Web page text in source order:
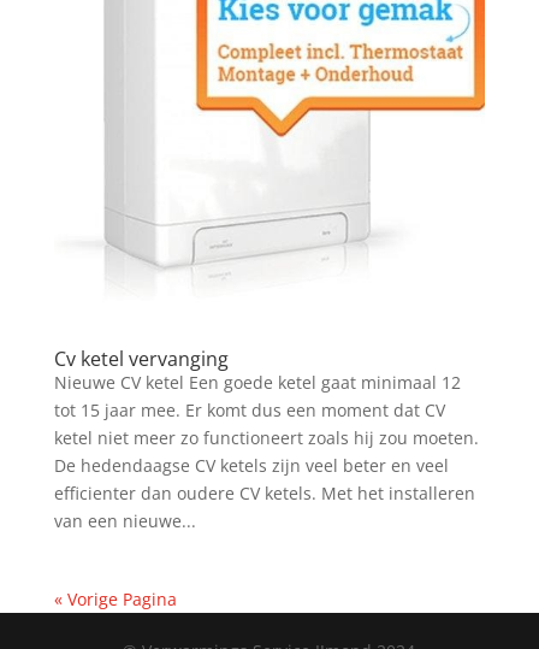
Cv ketel vervanging
Nieuwe CV ketel Een goede ketel gaat minimaal 12
tot 15 jaar mee. Er komt dus een moment dat CV
ketel niet meer zo functioneert zoals hij zou moeten.
De hedendaagse CV ketels zijn veel beter en veel
efficienter dan oudere CV ketels. Met het installeren
van een nieuwe...
« Vorige Pagina